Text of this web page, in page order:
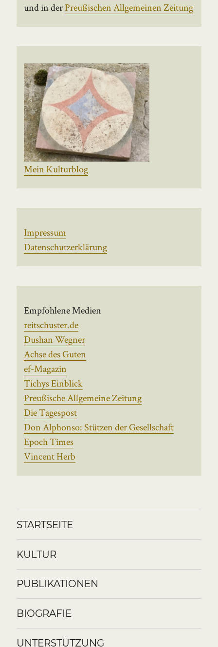
und in derPreußischen Allgemeinen Zeitung
Mein Kulturblog
Impressum
Datenschutzerklärung
Empfohlene Medien
reitschuster.de
Dushan Wegner
Achse des Guten
ef-Magazin
Tichys Einblick
Preußische Allgemeine Zeitung
Die Tagespost
Don Alphonso: Stützen der Gesellschaft
Epoch Times
Vincent Herb
STARTSEITE
KULTUR
PUBLIKATIONEN
BIOGRAFIE
UNTERSTÜTZUNG